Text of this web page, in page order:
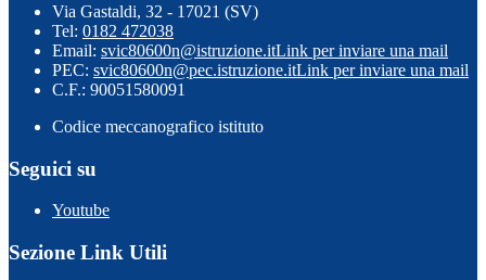
Via Gastaldi, 32 - 17021 (SV)
Tel: 0182 472038
Email: svic80600n@istruzione.itLink per inviare una mail
PEC: svic80600n@pec.istruzione.itLink per inviare una mail
C.F.: 90051580091
Codice meccanografico istituto
Seguici su
Youtube
Sezione Link Utili